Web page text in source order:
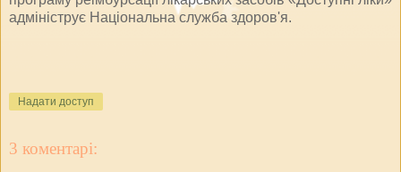
адмініструє Національна служба здоров'я.
Надати доступ
3 коментарі: